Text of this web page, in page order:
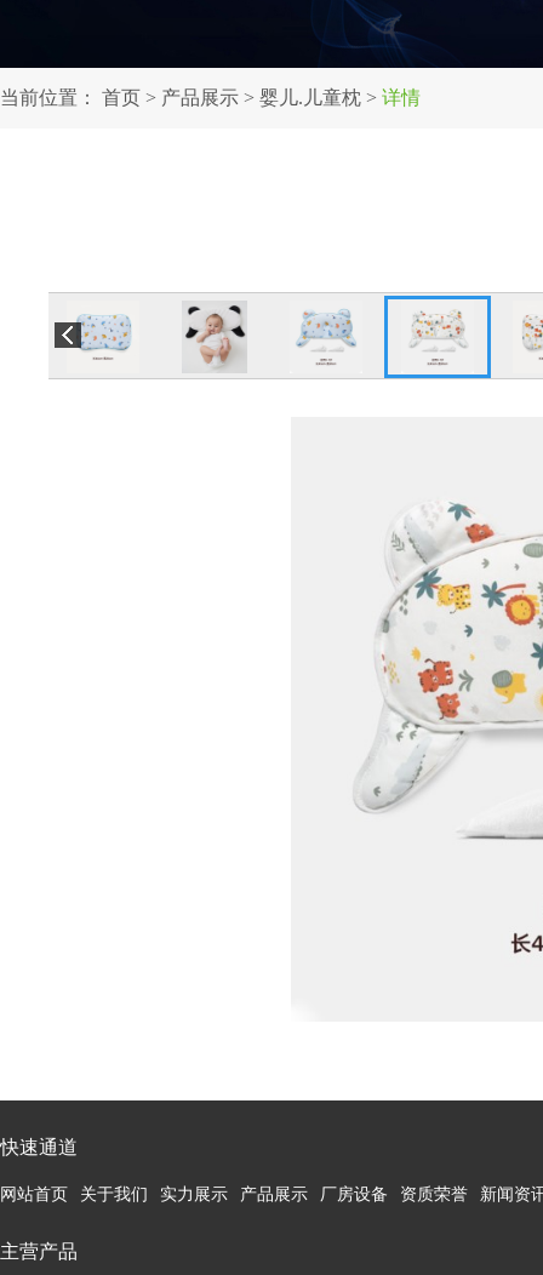
当前位置： 首页 > 产品展示 > 婴儿.儿童枕 > 详情
快速通道
网站首页 关于我们 实力展示 产品展示 厂房设备 资质荣誉 新闻资
主营产品